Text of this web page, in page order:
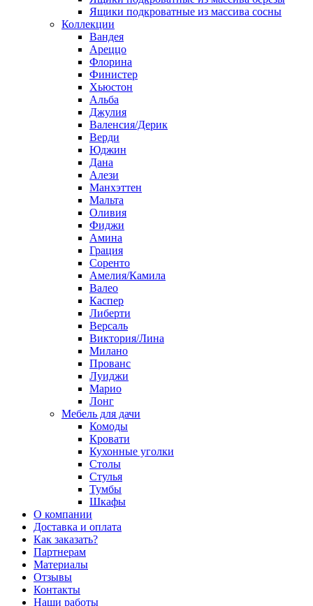
Ящики подкроватные из массива сосны
Коллекции
Вандея
Ареццо
Флорина
Финистер
Хьюстон
Альба
Джулия
Валенсия/Дерик
Верди
Юджин
Дана
Алези
Манхэттен
Мальта
Оливия
Фиджи
Амина
Грация
Соренто
Амелия/Камила
Валео
Каспер
Либерти
Версаль
Виктория/Лина
Милано
Прованс
Луиджи
Марио
Лонг
Мебель для дачи
Комоды
Кровати
Кухонные уголки
Столы
Стулья
Тумбы
Шкафы
О компании
Доставка и оплата
Как заказать?
Партнерам
Материалы
Отзывы
Контакты
Наши работы